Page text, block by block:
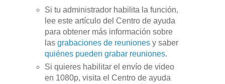
Si tu administrador habilita la función,
lee este artículo del Centro de ayuda
para obtener más información sobre
lasgrabaciones de reuniones y saber
quiénes pueden grabar reuniones.
Si quieres habilitar el envío de video
en 1080p, visita el Centro de ayuda